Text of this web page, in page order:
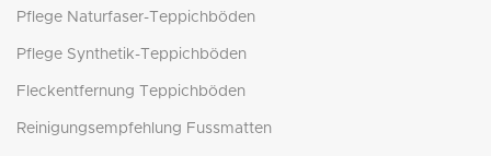
Pflege Naturfaser-Teppichböden
Pflege Synthetik-Teppichböden
Fleckentfernung Teppichböden
Reinigungsempfehlung Fussmatten